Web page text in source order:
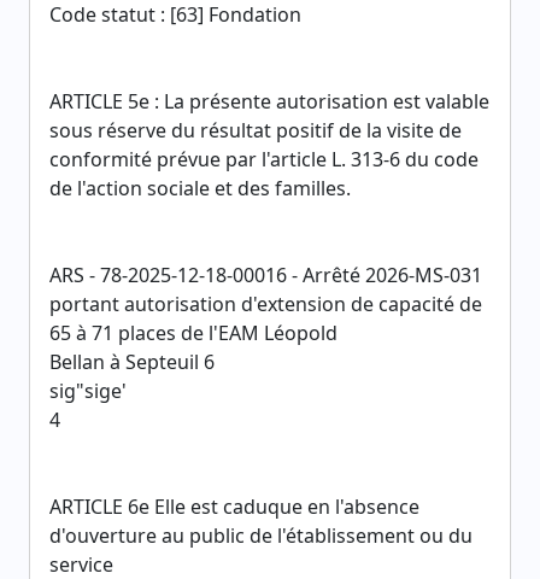
Code statut : [63] Fondation
ARTICLE 5e : La présente autorisation est valable
sous réserve du résultat positif de la visite de
conformité prévue par l'article L. 313-6 du code
de l'action sociale et des familles.
ARS - 78-2025-12-18-00016 - Arrêté 2026-MS-031
portant autorisation d'extension de capacité de
65 à 71 places de l'EAM Léopold
Bellan à Septeuil 6
sig"sige'
4
ARTICLE 6e Elle est caduque en l'absence
d'ouverture au public de l'établissement ou du
service